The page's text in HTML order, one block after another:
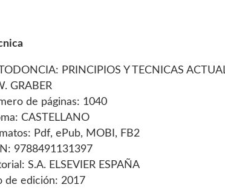
PRINCIPIOS Y TECNICAS
GRABER
de páginas: 1040
CASTELLANO
Pdf, ePub, MOBI, FB2
9788491131397
S.A. ELSEVIER ESPAÑA
de edición: 2017